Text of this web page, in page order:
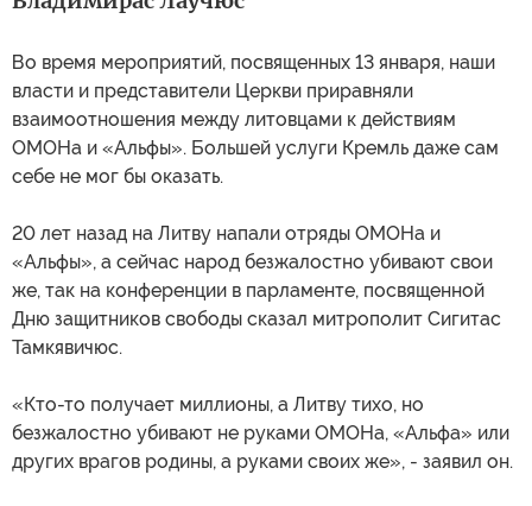
Во время мероприятий, посвященных 13 января, наши
власти и представители Церкви приравняли
взаимоотношения между литовцами к действиям
ОМОНа и «Альфы». Большей услуги Кремль даже сам
себе не мог бы оказать.
20 лет назад на Литву напали отряды ОМОНа и
«Альфы», а сейчас народ безжалостно убивают свои
же, так на конференции в парламенте, посвященной
Дню защитников свободы сказал митрополит Сигитас
Тамкявичюс.
«Кто-то получает миллионы, а Литву тихо, но
безжалостно убивают не руками ОМОНа, «Альфа» или
других врагов родины, а руками своих же», - заявил он.